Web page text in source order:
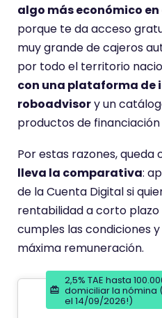
algo más económico
porque te da acceso
muy grande de cajeros
por todo el territorio
con una plataforma de
roboadvisory un
productos de
Por estas razones, queda
lleva la comparativa:
de la Cuenta Digital si
rentabilidad a corto plazo
cumples las condiciones
máxima remuneración.
2,5% TAE hasta
domiciliar la nómina
el 14/09/2026!)